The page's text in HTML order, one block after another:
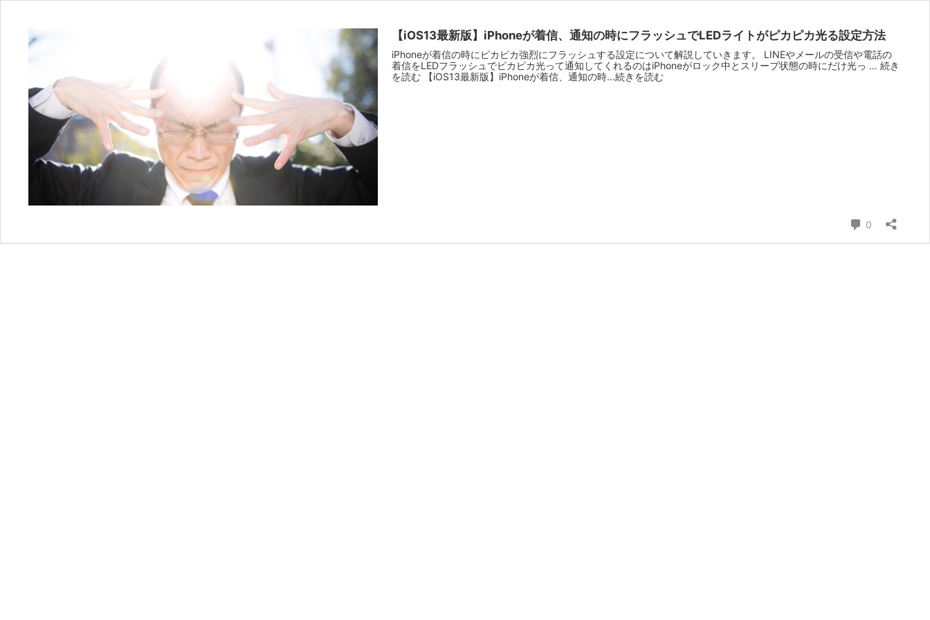
【iOS13最新版】iPhoneが着信、通知の時にフラッシュでLEDライトがピカピカ光る設定方法
iPhoneが着信の時にピカピカ強烈にフラッシュする設定について解説していきます。 LINEやメールの受信や電話の
着信をLEDフラッシュでピカピカ光って通知してくれるのはiPhoneがロック中とスリープ状態の時にだけ光っ … 続き
を読む 【iOS13最新版】iPhoneが着信、通知の時...続きを読む
0 コメント